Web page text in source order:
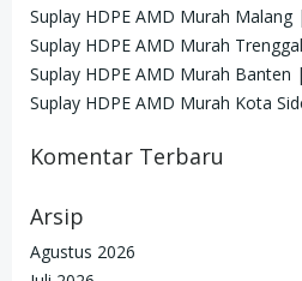
Suplay HDPE AMD Murah Malang
Suplay HDPE AMD Murah
Suplay HDPE AMD Murah Banten
Suplay HDPE AMD Murah Kota
Komentar Terbaru
Arsip
Agustus 2026